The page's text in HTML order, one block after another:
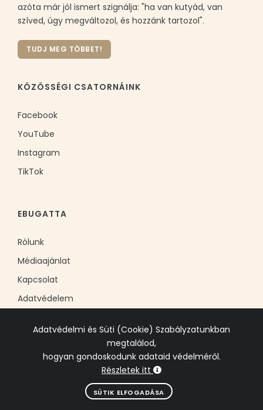
Adatvédelmi és Süti (Cookie) Szabályzatunkban
megtalálod,
hogyan gondoskodunk adataid védelméről.
Részletek itt
SÜTIK ELFOGADÁSA
azóta már jól ismert szignálja: "ha van kutyád, van
szíved, úgy megváltozol, és hozzánk tartozol".
TUDJ MEG TÖBBET!
KÖZÖSSÉGI CSATORNÁINK
Facebook
YouTube
Instagram
TikTok
EBUGATTA
Rólunk
Médiaajánlat
Kapcsolat
Adatvédelem
© 2006-2025 EBADTA-EB Kft. Minden jog fenntartva.